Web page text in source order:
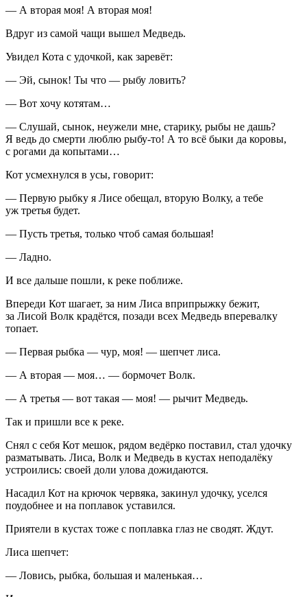
— А вторая моя! А вторая моя!
Вдруг из самой чащи вышел Медведь.
Увидел Кота с удочкой, как заревёт:
— Эй, сынок! Ты что — рыбу ловить?
— Вот хочу котятам…
— Слушай, сынок, неужели мне, старику, рыбы не дашь?
Я ведь до смерти люблю рыбу-то! А то всё быки да коровы,
с рогами да копытами…
Кот усмехнулся в усы, говорит:
— Первую рыбку я Лисе обещал, вторую Волку, а тебе
уж третья будет.
— Пусть третья, только чтоб самая большая!
— Ладно.
И все дальше пошли, к реке поближе.
Впереди Кот шагает, за ним Лиса вприпрыжку бежит,
за Лисой Волк крадётся, позади всех Медведь вперевалку
топает.
— Первая рыбка — чур, моя! — шепчет лиса.
— А вторая — моя… — бормочет Волк.
— А третья — вот такая — моя! — рычит Медведь.
Так и пришли все к реке.
Снял с себя Кот мешок, рядом ведёрко поставил, стал удочку
разматывать. Лиса, Волк и Медведь в кустах неподалёку
устроились: своей доли улова дожидаются.
Насадил Кот на крючок червяка, закинул удочку, уселся
поудобнее и на поплавок уставился.
Приятели в кустах тоже с поплавка глаз не сводят. Ждут.
Лиса шепчет:
— Ловись, рыбка, большая и маленькая…